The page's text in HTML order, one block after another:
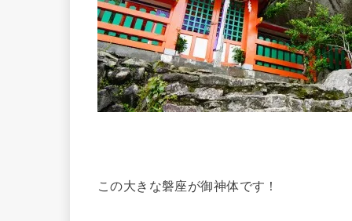
この大きな磐座が御神体です！